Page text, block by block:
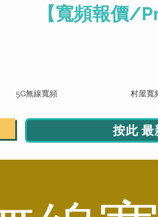
【寬頻報價/
5G無線寬頻 村屋寬
按此